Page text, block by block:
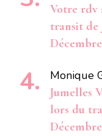
Votre rdv
transit de
Décembre
Monique
Jumelles
lors du
Décembre